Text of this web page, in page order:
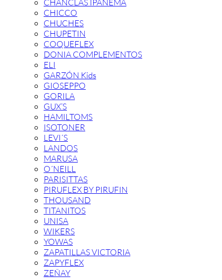
CHANCLAS IPANEMA
CHICCO
CHUCHES
CHUPETIN
COQUEFLEX
DONIA COMPLEMENTOS
ELI
GARZÓN Kids
GIOSEPPO
GORILA
GUX’S
HAMILTOMS
ISOTONER
LEVI´S
LANDOS
MARUSA
O´NEILL
PARISITTAS
PIRUFLEX BY PIRUFIN
THOUSAND
TITANITOS
UNISA
WIKERS
YOWAS
ZAPATILLAS VICTORIA
ZAPYFLEX
ZEÑAY